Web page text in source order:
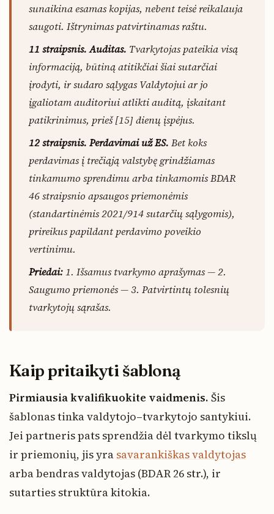
sunaikina esamas kopijas, nebent teisė reikalauja
saugoti. Ištrynimas patvirtinamas raštu.
11 straipsnis. Auditas. Tvarkytojas pateikia visą
informaciją, būtiną atitikčiai šiai sutarčiai
įrodyti, ir sudaro sąlygas Valdytojui ar jo
įgaliotam auditoriui atlikti auditą, įskaitant
patikrinimus, prieš [15] dienų įspėjus.
12 straipsnis. Perdavimai už ES. Bet koks
perdavimas į trečiąją valstybę grindžiamas
tinkamumo sprendimu arba tinkamomis BDAR
46 straipsnio apsaugos priemonėmis
(standartinėmis 2021/914 sutarčių sąlygomis),
prireikus papildant perdavimo poveikio
vertinimu.
Priedai:1. Išsamus tvarkymo aprašymas — 2.
Saugumo priemonės — 3. Patvirtintų tolesnių
tvarkytojų sąrašas.
Kaip pritaikyti šabloną
Pirmiausia kvalifikuokite vaidmenis. Šis
šablonas tinka valdytojo–tvarkytojo santykiui.
Jei partneris pats sprendžia dėl tvarkymo tikslų
ir priemonių, jis yra savarankiškas valdytojas
arba bendras valdytojas (BDAR 26 str.), ir
sutarties struktūra kitokia.